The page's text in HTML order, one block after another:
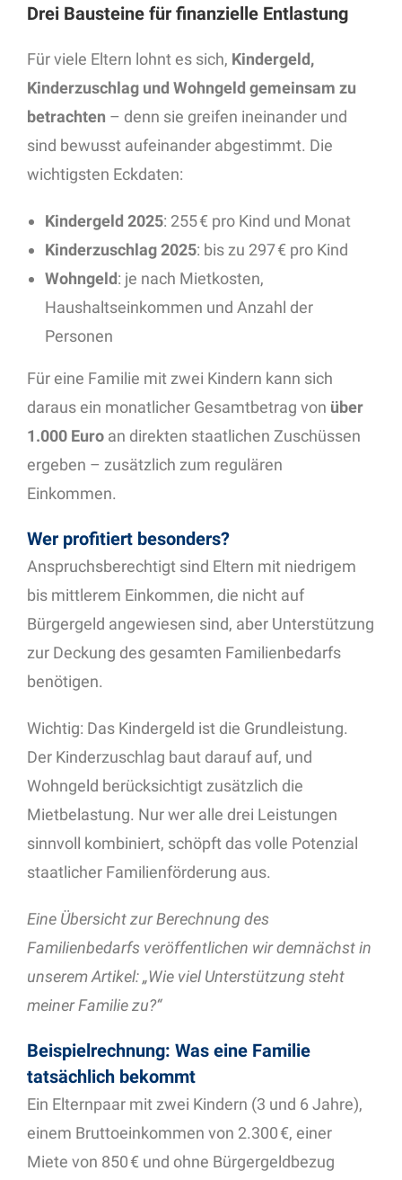
Drei Bausteine für finanzielle Entlastung
Für viele Eltern lohnt es sich, Kindergeld,
Kinderzuschlag und Wohngeld gemeinsam zu
betrachten – denn sie greifen ineinander und
sind bewusst aufeinander abgestimmt. Die
wichtigsten Eckdaten:
Kindergeld 2025: 255 € pro Kind und Monat
Kinderzuschlag 2025: bis zu 297 € pro Kind
Wohngeld: je nach Mietkosten,
Haushaltseinkommen und Anzahl der
Personen
Für eine Familie mit zwei Kindern kann sich
daraus ein monatlicher Gesamtbetrag von über
1.000 Euro an direkten staatlichen Zuschüssen
ergeben – zusätzlich zum regulären
Einkommen.
Wer profitiert besonders?
Anspruchsberechtigt sind Eltern mit niedrigem
bis mittlerem Einkommen, die nicht auf
Bürgergeld angewiesen sind, aber Unterstützung
zur Deckung des gesamten Familienbedarfs
benötigen.
Wichtig: Das Kindergeld ist die Grundleistung.
Der Kinderzuschlag baut darauf auf, und
Wohngeld berücksichtigt zusätzlich die
Mietbelastung. Nur wer alle drei Leistungen
sinnvoll kombiniert, schöpft das volle Potenzial
staatlicher Familienförderung aus.
Eine Übersicht zur Berechnung des
Familienbedarfs veröffentlichen wir demnächst in
unserem Artikel: „Wie viel Unterstützung steht
meiner Familie zu?“
Beispielrechnung: Was eine Familie
tatsächlich bekommt
Ein Elternpaar mit zwei Kindern (3 und 6 Jahre),
einem Bruttoeinkommen von 2.300 €, einer
Miete von 850 € und ohne Bürgergeldbezug